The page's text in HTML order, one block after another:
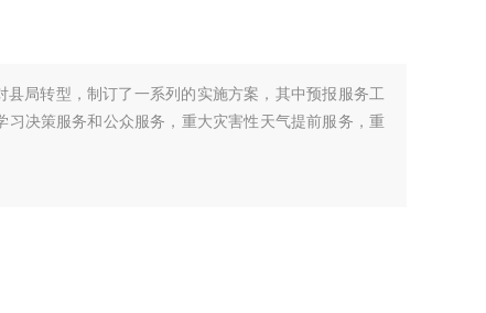
县局转型，制订了一系列的实施方案，其中预报服务工
决策服务和公众服务，重大灾害性天气提前服务，重